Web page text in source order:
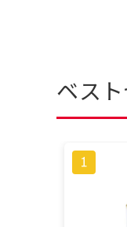
ベス